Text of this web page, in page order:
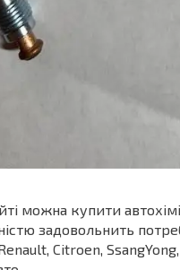
можна купити
задовольнить
Citroen,